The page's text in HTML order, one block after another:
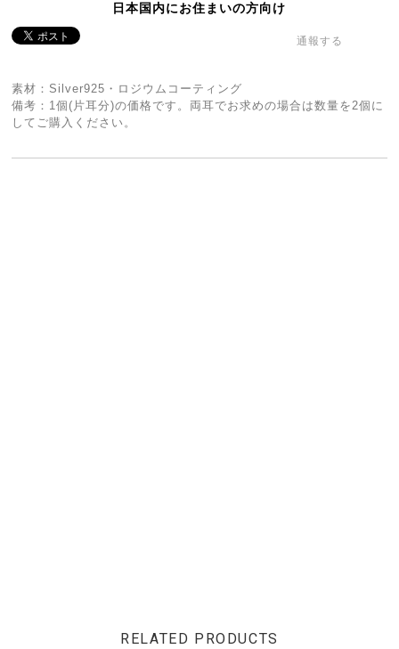
日本国内にお住まいの方向け
通報する
素材：Silver925・ロジウムコーティング
備考：1個(片耳分)の価格です。両耳でお求めの場合は数量を2個に
してご購入ください。
RELATED PRODUCTS